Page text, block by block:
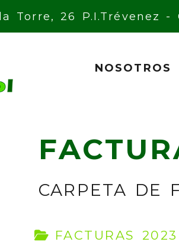
Torre, 26 P.I.Trévenez -
NOSOTROS
CARPETA DE
FACTURAS 2023